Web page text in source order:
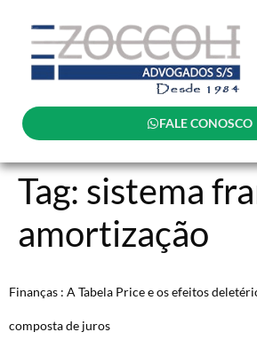
FALE CONOSCO
Tag: sistema
amortização
Finanças : A Tabela Price e os efeitos
composta de juros